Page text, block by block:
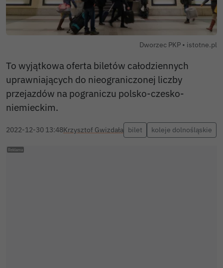
Dworzec PKP • Autor
istotne.pl
To wyjątkowa oferta biletów całodziennych
uprawniających do nieograniczonej liczby
przejazdów na pograniczu polsko-czesko-
niemieckim.
2022-12-30 13:48Krzysztof Gwizdała bilet koleje dolnośląskie